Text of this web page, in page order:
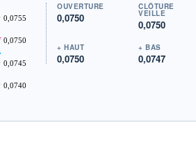
0,0740
0,0745
0,0750
0,0755
OUVERTURE
0,0750
CLÔTURE
VEILLE
0,0750
+ HAUT
0,0750
+ BAS
0,0747